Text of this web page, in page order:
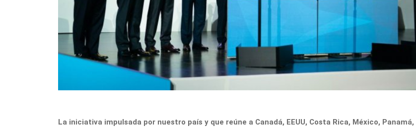
La iniciativa impulsada por nuestro país y que reúne a Canadá, EEUU, Costa Rica, México, Panamá,